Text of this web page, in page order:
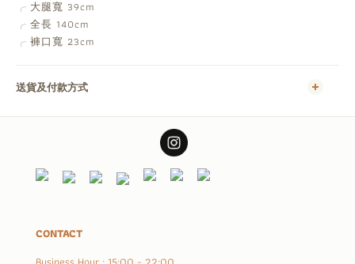
╭ 大腿寬 39cm
╭ 全長 140cm
╭ 褲口寬 23cm
送貨及付款方式
CONTACT